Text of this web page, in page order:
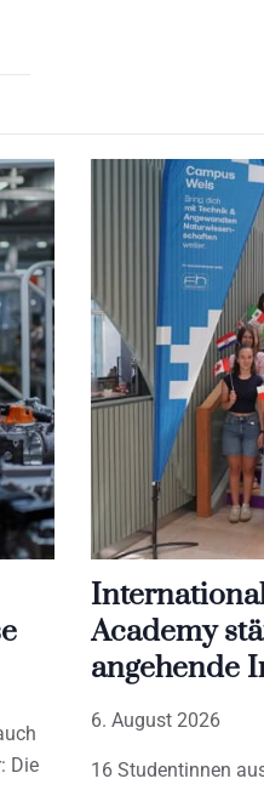
Die
Academy
angehende
6. August 2026
16 Studentinnen